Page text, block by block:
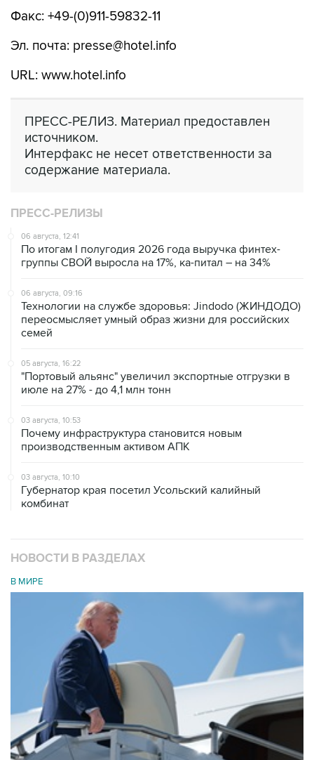
Факс: +49-(0)911-59832-11
Эл. почта: presse@hotel.info
URL: www.hotel.info
ПРЕСС-РЕЛИЗ. Материал предоставлен
источником.
Интерфакс не несет ответственности за
содержание материала.
ПРЕСС-РЕЛИЗЫ
06 августа, 12:41
По итогам I полугодия 2026 года выручка финтех-
группы СВОЙ выросла на 17%, ка-питал – на 34%
06 августа, 09:16
Технологии на службе здоровья: Jindodo (ЖИНДОДО)
переосмысляет умный образ жизни для российских
семей
05 августа, 16:22
"Портовый альянс" увеличил экспортные отгрузки в
июле на 27% - до 4,1 млн тонн
03 августа, 10:53
Почему инфраструктура становится новым
производственным активом АПК
03 августа, 10:10
Губернатор края посетил Усольский калийный
комбинат
НОВОСТИ В РАЗДЕЛАХ
В МИРЕ